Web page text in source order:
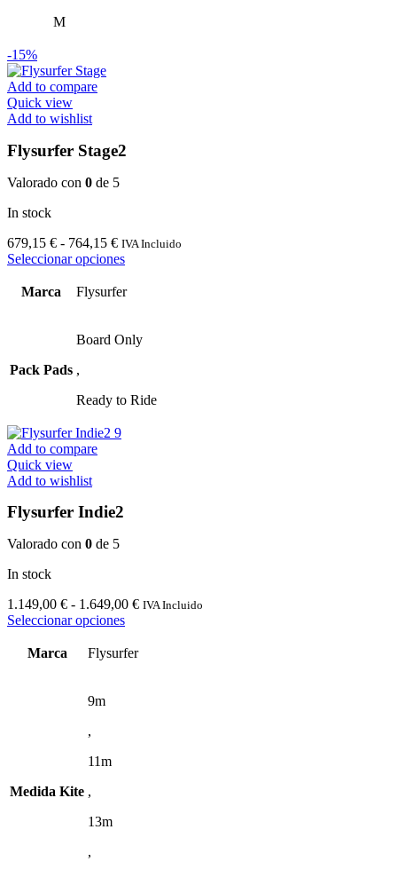
M
-15%
Add to compare
Quick view
Add to wishlist
Flysurfer Stage2
Valorado con 0 de 5
In stock
679,15 € - 764,15 €Rango
de
desde
764,15 €
IVA Incluido
Seleccionar opcionesEste
tiene
Las
elegir
Marca Flysurfer
Pack Pads
Board Only
,
Ready to Ride
Add to compare
Quick view
Add to wishlist
Flysurfer Indie2
Valorado con 0 de 5
In stock
1.149,00 € - 1.649,00 €Rango
desde
IVA Incluido
Seleccionar opcionesEste
tiene
Marca Flysurfer
Medida Kite
9m
,
11m
,
13m
,